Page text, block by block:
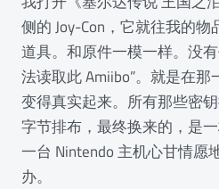
侧的 Joy-Con，它就往我的
道具。和原件一模一样。没
法读取此 Amiibo”。就是在
变得真实起来。所有那些密
字节排布，最终换来的，是
一台 Nintendo 主机心甘情愿
办。